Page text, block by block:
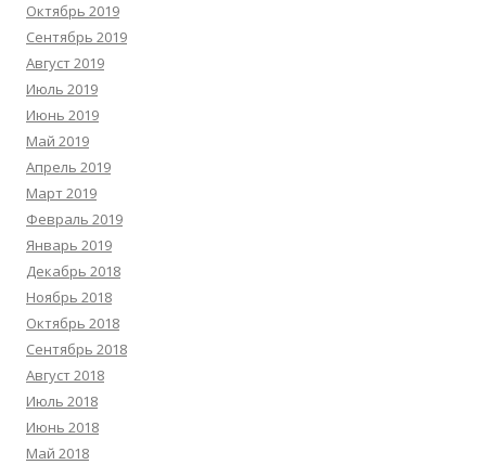
Октябрь 2019
Сентябрь 2019
Август 2019
Июль 2019
Июнь 2019
Май 2019
Апрель 2019
Март 2019
Февраль 2019
Январь 2019
Декабрь 2018
Ноябрь 2018
Октябрь 2018
Сентябрь 2018
Август 2018
Июль 2018
Июнь 2018
Май 2018